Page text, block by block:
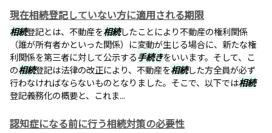
現在相続登記していない方に適用される期限
相続登記とは、不動産を相続したことにより不動産の権利関係
（誰が所有者かといった関係）に変動が生じる場合に、新たな権
利関係を第三者に対して公示する手続きをいいます。そして、こ
の相続登記は法律の改正により、不動産を相続した方全員が必ず
行わなければならないものとなりました。そこで、以下では相続
登記義務化の概要と、これま...
認知症になる前に行う相続対策の必要性